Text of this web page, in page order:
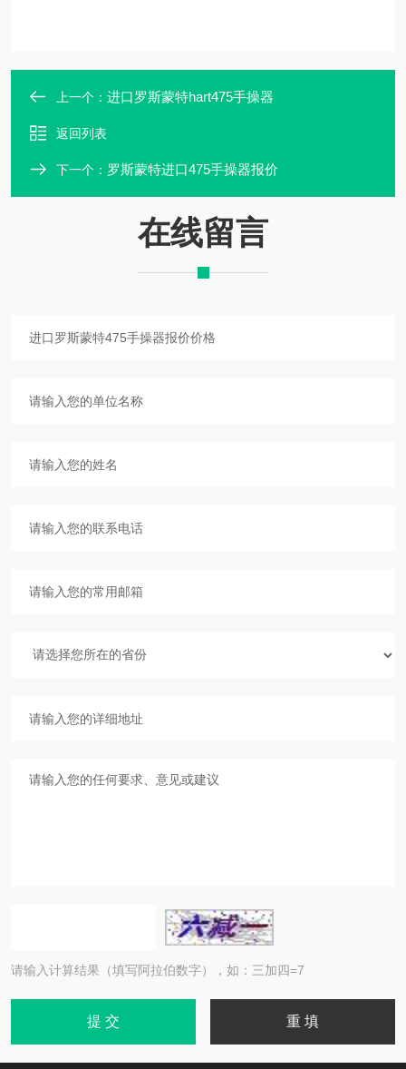
上一个： 进口罗斯蒙特hart475手操器
返回列表
下一个： 罗斯蒙特进口475手操器报价
在线留言
请输入计算结果（填写阿拉伯数字），如：三加四=7